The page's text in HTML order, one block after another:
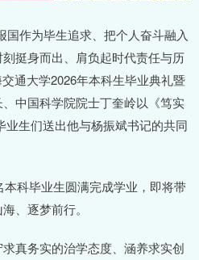
国作为毕生追求、把个人奋斗融入
挺身而出、肩负起时代责任与历
通大学2026年本科生毕业典礼暨
中国科学院院士丁奎岭以《笃实
生们送出他与杨振斌书记的共同
本科毕业生圆满完成学业，即将带
、逐梦前行。
真务实的治学态度、涵养求实创